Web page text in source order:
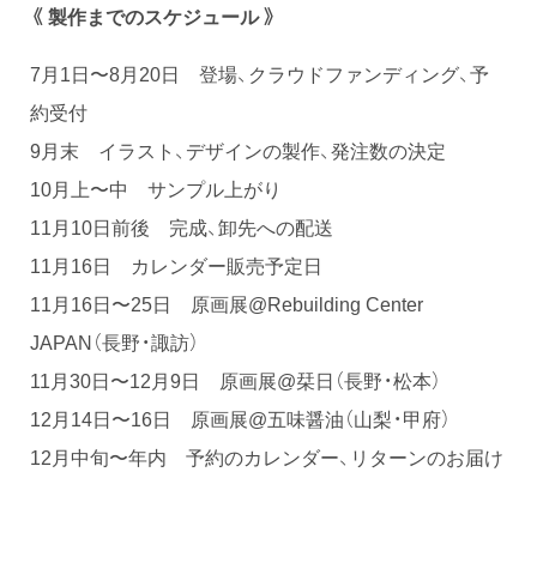
《 製作までのスケジュール 》
7月1日〜8月20日 登場、クラウドファンディング、予
約受付
9月末 イラスト、デザインの製作、発注数の決定
10月上〜中 サンプル上がり
11月10日前後 完成、卸先への配送
11月16日 カレンダー販売予定日
11月16日〜25日 原画展@Rebuilding Center
JAPAN（長野・諏訪）
11月30日〜12月9日 原画展@栞日（長野・松本）
12月14日〜16日 原画展@五味醤油（山梨・甲府）
12月中旬〜年内 予約のカレンダー、リターンのお届け